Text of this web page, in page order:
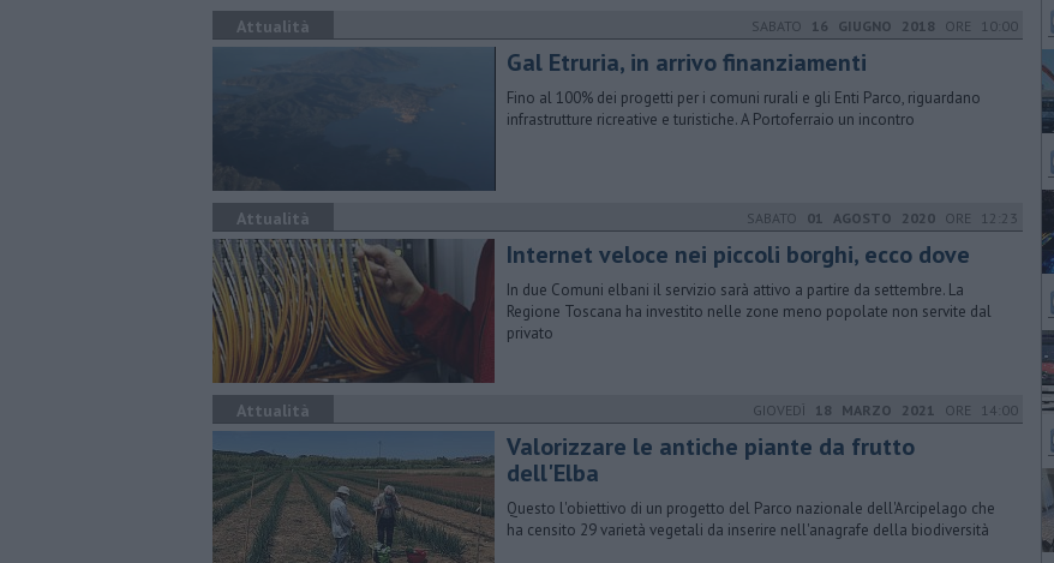
Attualità SABATO 16 GIUGNO 2018 ORE 10:00
Gal Etruria, in arrivo finanziamenti
Fino al 100% dei progetti per i comuni rurali e gli Enti Parco, riguardano
infrastrutture ricreative e turistiche. A Portoferraio un incontro
Attualità SABATO 01 AGOSTO 2020 ORE 12:23
Internet veloce nei piccoli borghi, ecco dove
In due Comuni elbani il servizio sarà attivo a partire da settembre. La
Regione Toscana ha investito nelle zone meno popolate non servite dal
privato
Attualità GIOVEDÌ 18 MARZO 2021 ORE 14:00
Valorizzare le antiche piante da frutto
dell'Elba
Questo l'obiettivo di un progetto del Parco nazionale dell'Arcipelago che
ha censito 29 varietà vegetali da inserire nell'anagrafe della biodiversità